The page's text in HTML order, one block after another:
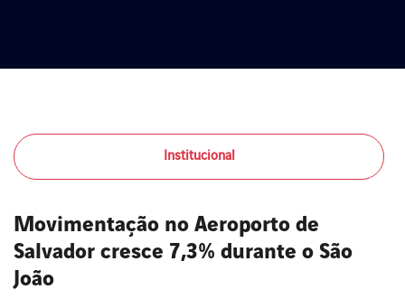
Institucional
Movimentação no Aeroporto de
Salvador cresce 7,3% durante o São
João